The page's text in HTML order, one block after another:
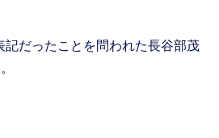
だったことを問われた長谷部茂